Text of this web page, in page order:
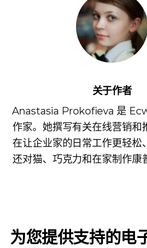
关于作者
Anastasia Prokofieva 是
作家。她撰写有关在线营销和
在让企业家的日常工作更轻松
还对猫、巧克力和在家制作康
为您提供支持的电